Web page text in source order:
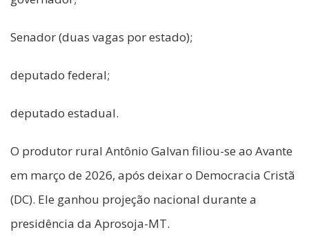
Senador (duas vagas por estado);
deputado federal;
deputado estadual.
O produtor rural Antônio Galvan filiou-se ao Avante
em março de 2026, após deixar o Democracia Cristã
(DC). Ele ganhou projeção nacional durante a
presidência da Aprosoja-MT.